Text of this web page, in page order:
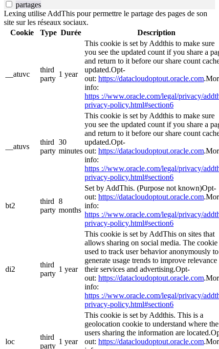
partages
Lexing utilise AddThis pour permettre le partage des pages de son
site sur les réseaux sociaux.
Cookie
Type Durée Description
__atuvc
third
party
1 year
This cookie is set by Addthis to make sure
you see the updated count if you share a
and return to it before our share count
updated.Opt-
out: https://datacloudoptout.oracle.com
info:
https ://www.oracle.com/legal/privacy/
privacy-policy.html#section6
__atuvs
third
party
30
minutes
This cookie is set by Addthis to make sure
you see the updated count if you share a
and return to it before our share count
updated.Opt-
out: https://datacloudoptout.oracle.com
info:
https ://www.oracle.com/legal/privacy/
privacy-policy.html#section6
bt2
third
party
8
months
Set by AddThis. (Purpose not known)Opt-
out: https://datacloudoptout.oracle.com
info:
https ://www.oracle.com/legal/privacy/
privacy-policy.html#section6
di2
third
party
1 year
This cookie is set by AddThis on sites that
allows sharing on social media. The cookie
used to track user behavior anonymously to
generate usage trends to improve relevance
their services and advertising.Opt-
out: https://datacloudoptout.oracle.com
info:
https ://www.oracle.com/legal/privacy/
privacy-policy.html#section6
loc
third
party
1 year
This cookie is set by Addthis. This is a
geolocation cookie to understand where the
users sharing the information are
out: https://datacloudoptout.oracle.com